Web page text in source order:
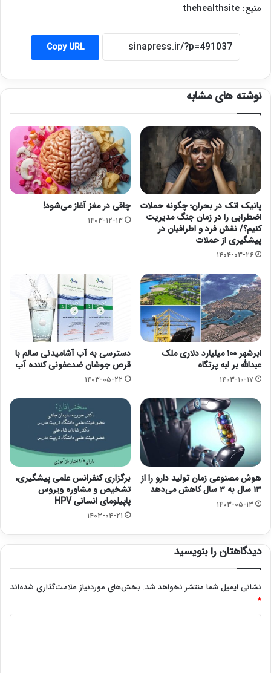
منبع: thehealthsite
Copy URL
نوشته های مشابه
پانیک اتک در بحران؛ چگونه حملات
اضطرابی را در زمان جنگ مدیریت
کنیم؟/ نقش فرد و اطرافیان در
پیشگیری از حملات
۱۴۰۴-۰۳-۲۶
چاقی در مغز آغاز می‌شود!
۱۴۰۳-۱۲-۱۳
ابرشهر ۱۰۰ میلیارد دلاری ملک
عبدالله بر لبه پرتگاه
۱۴۰۳-۱۰-۱۷
دسترسی به آب آشامیدنی سالم با
قرص جوشان ضدعفونی کننده آب
۱۴۰۳-۰۵-۲۲
هوش مصنوعی زمان تولید دارو را از
۱۳ سال به ۳ سال کاهش می‌دهد
۱۴۰۳-۰۵-۱۳
برگزاری کنفرانس علمی پیشگیری،
تشخیص و مشاوره ویروس
پاپیلومای انسانی HPV
۱۴۰۳-۰۴-۲۱
دیدگاهتان را بنویسید
نشانی ایمیل شما منتشر نخواهد شد. بخش‌های موردنیاز علامت‌گذاری شده‌اند
*